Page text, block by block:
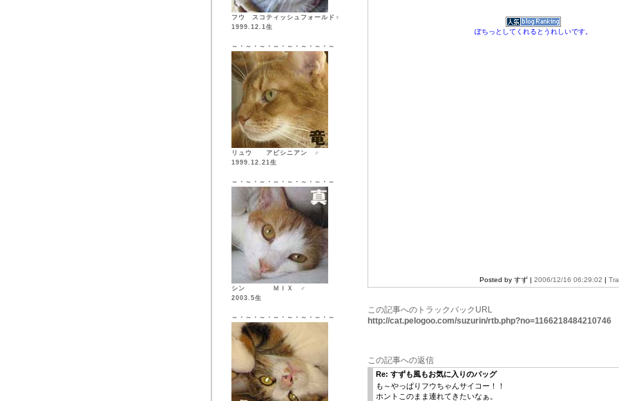
フウ スコティッシュフォールド♀
1999.12.1生
～・～・～・～・～・～・～・～
リュウ アビシニアン ♂
1999.12.21生
～・～・～・～・～・～・～・～
シン ＭＩＸ ♂
2003.5生
～・～・～・～・～・～・～・～
ぽちっとしてくれるとうれしいです。
Posted by すず | 2006/12/16 06:29:02 |
この記事へのトラックバックURL
http://cat.pelogoo.com/suzurin/rtb.php?no=1166218484210746
この記事への返信
Re: すずも風もお気に入りのバッグ
も～やっぱりフウちゃんサイコー！！
ホントこのまま連れてきたいなぁ。